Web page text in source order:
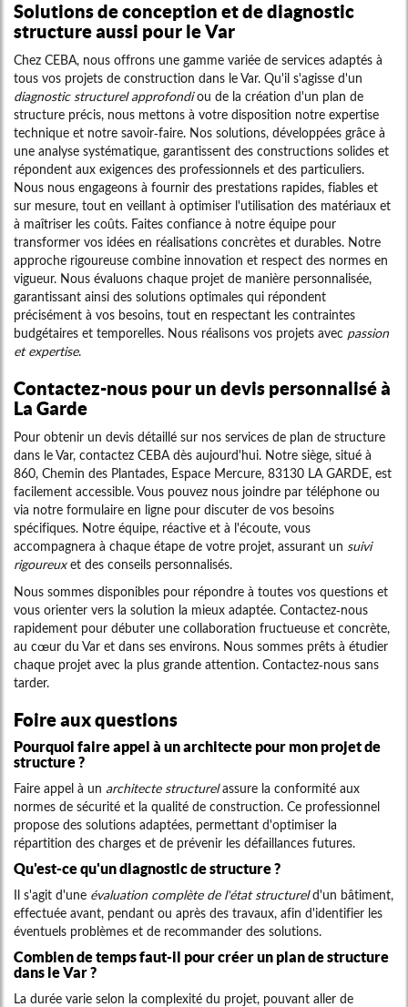
Solutions de conception et de diagnostic
structure aussi pour le Var
Chez CEBA, nous offrons une gamme variée de services adaptés à
tous vos projets de construction dans le Var. Qu'il s'agisse d'un
diagnostic structurel approfondiou de la création d'un plan de
structure précis, nous mettons à votre disposition notre expertise
technique et notre savoir-faire. Nos solutions, développées grâce à
une analyse systématique, garantissent des constructions solides et
répondent aux exigences des professionnels et des particuliers.
Nous nous engageons à fournir des prestations rapides, fiables et
sur mesure, tout en veillant à optimiser l'utilisation des matériaux et
à maîtriser les coûts. Faites confiance à notre équipe pour
transformer vos idées en réalisations concrètes et durables. Notre
approche rigoureuse combine innovation et respect des normes en
vigueur. Nous évaluons chaque projet de manière personnalisée,
garantissant ainsi des solutions optimales qui répondent
précisément à vos besoins, tout en respectant les contraintes
budgétaires et temporelles. Nous réalisons vos projets avec passion
et expertise.
Contactez-nous pour un devis personnalisé à
La Garde
Pour obtenir un devis détaillé sur nos services de plan de structure
dans le Var, contactez CEBA dès aujourd'hui. Notre siège, situé à
860, Chemin des Plantades, Espace Mercure, 83130 LA GARDE, est
facilement accessible. Vous pouvez nous joindre par téléphone ou
via notre formulaire en ligne pour discuter de vos besoins
spécifiques. Notre équipe, réactive et à l'écoute, vous
accompagnera à chaque étape de votre projet, assurant un suivi
rigoureuxet des conseils personnalisés.
Nous sommes disponibles pour répondre à toutes vos questions et
vous orienter vers la solution la mieux adaptée. Contactez-nous
rapidement pour débuter une collaboration fructueuse et concrète,
au cœur du Var et dans ses environs. Nous sommes prêts à étudier
chaque projet avec la plus grande attention. Contactez-nous sans
tarder.
Foire aux questions
Pourquoi faire appel à un architecte pour mon projet de
structure ?
Faire appel à un architecte structurelassure la conformité aux
normes de sécurité et la qualité de construction. Ce professionnel
propose des solutions adaptées, permettant d'optimiser la
répartition des charges et de prévenir les défaillances futures.
Qu'est-ce qu'un diagnostic de structure ?
Il s'agit d'une évaluation complète de l'état structureld'un bâtiment,
effectuée avant, pendant ou après des travaux, afin d'identifier les
éventuels problèmes et de recommander des solutions.
Combien de temps faut-il pour créer un plan de structure
dans le Var ?
La durée varie selon la complexité du projet, pouvant aller de